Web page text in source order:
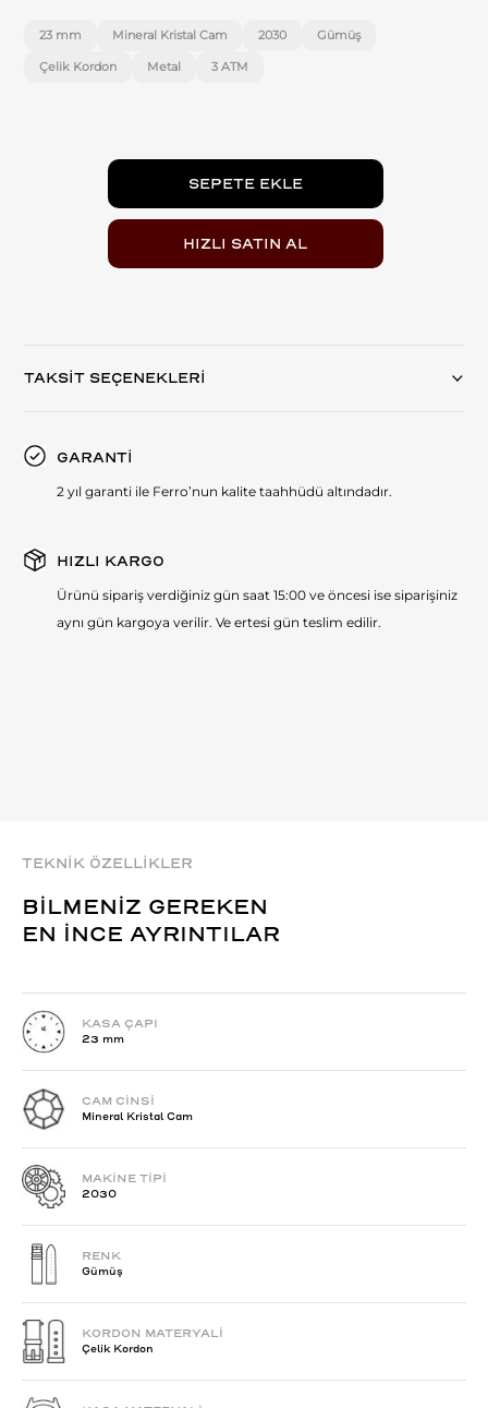
23 mm Mineral Kristal Cam 2030 Gümüş
Çelik Kordon Metal 3 ATM
TAKSİT SEÇENEKLERİ
GARANTİ
2 yıl garanti ile Ferro’nun kalite taahhüdü altındadır.
HIZLI KARGO
Ürünü sipariş verdiğiniz gün saat 15:00 ve öncesi ise siparişiniz
aynı gün kargoya verilir. Ve ertesi gün teslim edilir.
TEKNİK ÖZELLİKLER
BİLMENİZ GEREKEN
EN İNCE AYRINTILAR
KASA ÇAPI
23 mm
CAM CİNSİ
Mineral Kristal Cam
MAKİNE TİPİ
2030
RENK
Gümüş
KORDON MATERYALİ
Çelik Kordon